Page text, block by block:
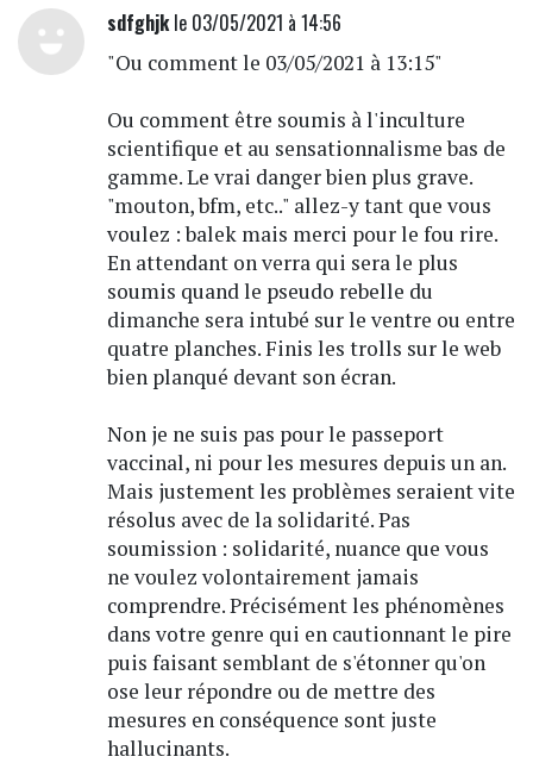
sdfghjkle 03/05/2021 à 14:56
"Ou comment le 03/05/2021 à 13:15"
Ou comment être soumis à l'inculture
scientifique et au sensationnalisme bas de
gamme. Le vrai danger bien plus grave.
"mouton, bfm, etc.." allez-y tant que vous
voulez : balek mais merci pour le fou rire.
En attendant on verra qui sera le plus
soumis quand le pseudo rebelle du
dimanche sera intubé sur le ventre ou entre
quatre planches. Finis les trolls sur le web
bien planqué devant son écran.
Non je ne suis pas pour le passeport
vaccinal, ni pour les mesures depuis un an.
Mais justement les problèmes seraient vite
résolus avec de la solidarité. Pas
soumission : solidarité, nuance que vous
ne voulez volontairement jamais
comprendre. Précisément les phénomènes
dans votre genre qui en cautionnant le pire
puis faisant semblant de s'étonner qu'on
ose leur répondre ou de mettre des
mesures en conséquence sont juste
hallucinants.